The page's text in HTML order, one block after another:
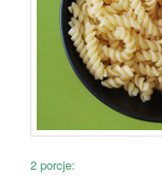
2 porcje: